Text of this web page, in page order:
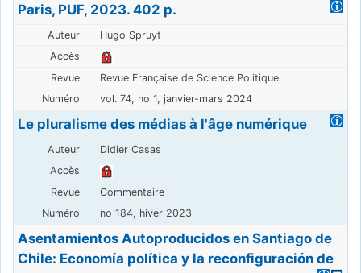
Paris, PUF, 2023. 402 p.
Hugo Spruyt
Revue Française de Science Politique
vol. 74, no 1, janvier-mars 2024
Le pluralisme des médias à l'âge numérique
Didier Casas
Commentaire
no 184, hiver 2023
Asentamientos Autoproducidos en Santiago de
Chile: Economía política y la reconfiguración de